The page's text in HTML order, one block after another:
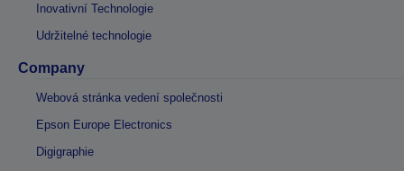
Inovativní Technologie
Udržitelné technologie
Company
Webová stránka vedení společnosti
Epson Europe Electronics
Digigraphie